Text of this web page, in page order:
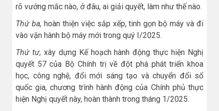
rõ vướng mắc nào, ở đâu, ai giải quyết, làm như thế nào.
Thứ ba, hoàn thiện việc sắp xếp, tinh gọn bộ máy và đi
vào vận hành bộ máy mới trong quý I/2025.
Thứ tư, xây dựng Kế hoạch hành động thực hiện Nghị
quyết 57 của Bộ Chính trị về đột phá phát triển khoa
học, công nghệ, đổi mới sáng tạo và chuyển đổi số
quốc gia, chương trình hành động của Chính phủ thực
hiện Nghị quyết này, hoàn thành trong tháng 1/2025.